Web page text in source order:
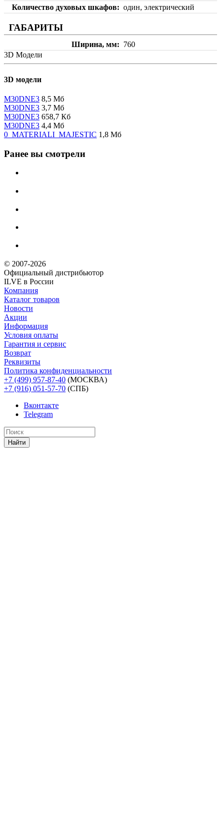
Количество духовых шкафов один, электрический
ГАБАРИТЫ
Ширина, мм
760
3D Модели
3D модели
M30DNE3 8,5 Мб
M30DNE3 3,7 Мб
M30DNE3 658,7 Кб
M30DNE3 4,4 Мб
0_MATERIALI_MAJESTIC 1,8 Мб
Ранее вы смотрели
© 2007-2026
Официальный дистрибьютoр
ILVE в России
Компания
Каталог товаров
Новости
Акции
Информация
Условия оплаты
Гарантия и сервис
Возврат
Реквизиты
Политика конфиденциальности
+7 (499) 957-87-40 (МОСКВА)
+7 (916) 051-57-70 (СПБ)
Вконтакте
Telegram
Найти